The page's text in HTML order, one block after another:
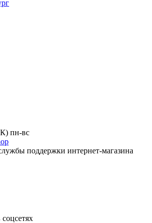
пн-вс
поддержки интернет-магазина